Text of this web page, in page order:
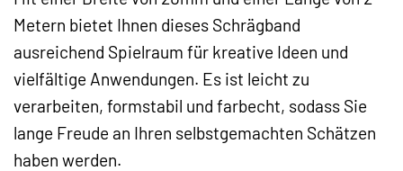
Metern bietet Ihnen dieses Schrägband
ausreichend Spielraum für kreative Ideen und
vielfältige Anwendungen. Es ist leicht zu
verarbeiten, formstabil und farbecht, sodass Sie
lange Freude an Ihren selbstgemachten Schätzen
haben werden.